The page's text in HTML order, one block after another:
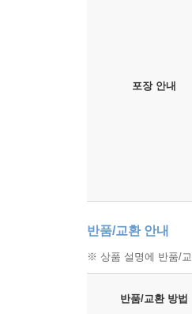
포장 안내
반품/교환 안내
※ 상품 설명에 반품/
반품/교환 방법